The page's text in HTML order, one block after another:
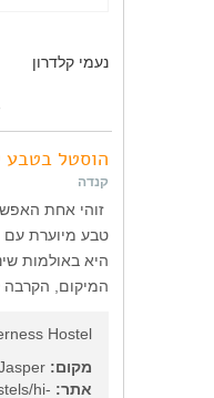
נעמי קלדרון
הוסטל בטבע
קנדה
זוהי אחת
טבע מיוערת עם
המיקום, הקרבה
Hostel
מקום:
אתר: hi-